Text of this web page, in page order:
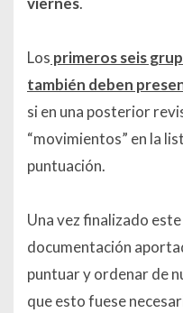
Los primeros seis
también deben
si en una posterior
“movimientos” en la
puntuación.
Una vez finalizado
documentación
puntuar y ordenar de
que esto fuese